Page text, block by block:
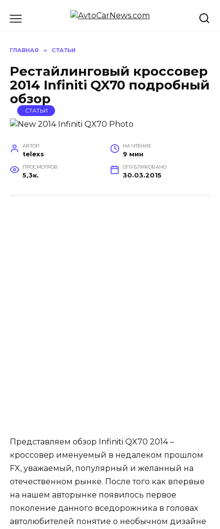
ГЛАВНАЯ » СТАТЬИ
Рестайлинговый кроссовер
2014 Infiniti QX70 подробный
обзор
СТАТЬИ
АВТОР
telexs
НА ЧТЕНИЕ
9 мин
ПРОСМОТРОВ
5,3к.
ОПУБЛИКОВАНО
30.03.2015
Представляем обзор Infiniti QX70 2014 –
кроссовер именуемый в недалеком прошлом
FX, уважаемый, популярный и желанный на
отечественном рынке. После того как впервые
на нашем авторынке появилось первое
поколение данного вседорожника в головах
автолюбителей понятие о необычном дизайне